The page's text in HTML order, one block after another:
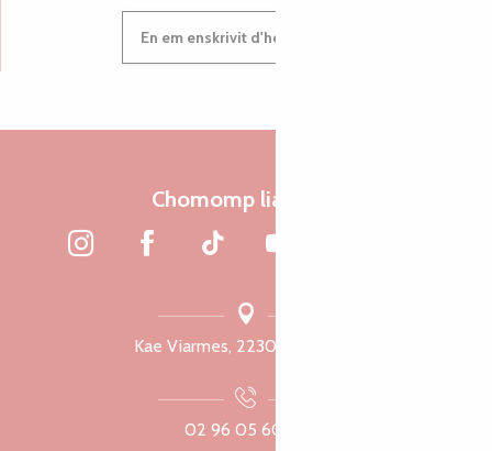
En em enskrivit d'hor c'heleier
Chomomp liammet
Kae Viarmes, 22300 Lannuon
02 96 05 60 70